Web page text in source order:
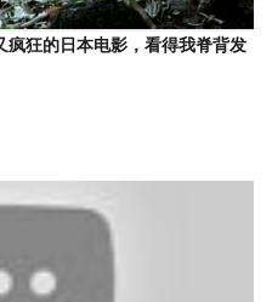
疯狂的日本电影，看得我脊背发